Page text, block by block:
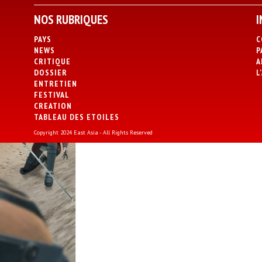
NOS RUBRIQUES
PAYS
NEWS
CRITIQUE
DOSSIER
ENTRETIEN
FESTIVAL
CREATION
TABLEAU DES ETOILES
Copyright 2024 East Asia - All Rights Reserved